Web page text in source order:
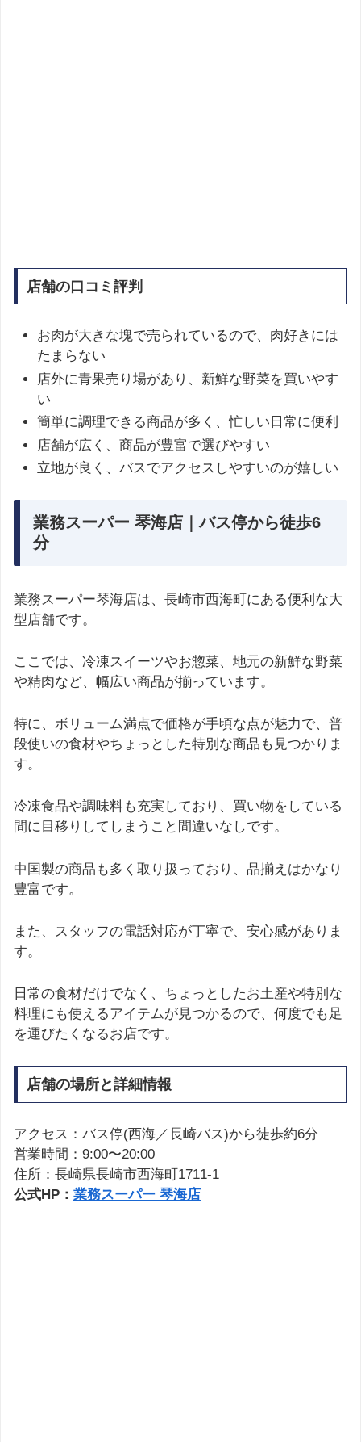
店舗の口コミ評判
お肉が大きな塊で売られているので、肉好きには
たまらない
店外に青果売り場があり、新鮮な野菜を買いやす
い
簡単に調理できる商品が多く、忙しい日常に便利
店舗が広く、商品が豊富で選びやすい
立地が良く、バスでアクセスしやすいのが嬉しい
業務スーパー 琴海店｜バス停から徒歩6
分
業務スーパー琴海店は、長崎市西海町にある便利な大
型店舗です。
ここでは、冷凍スイーツやお惣菜、地元の新鮮な野菜
や精肉など、幅広い商品が揃っています。
特に、ボリューム満点で価格が手頃な点が魅力で、普
段使いの食材やちょっとした特別な商品も見つかりま
す。
冷凍食品や調味料も充実しており、買い物をしている
間に目移りしてしまうこと間違いなしです。
中国製の商品も多く取り扱っており、品揃えはかなり
豊富です。
また、スタッフの電話対応が丁寧で、安心感がありま
す。
日常の食材だけでなく、ちょっとしたお土産や特別な
料理にも使えるアイテムが見つかるので、何度でも足
を運びたくなるお店です。
店舗の場所と詳細情報
アクセス：バス停(西海／長崎バス)から徒歩約6分
営業時間：9:00〜20:00
住所：長崎県長崎市西海町1711-1
公式HP： 業務スーパー 琴海店